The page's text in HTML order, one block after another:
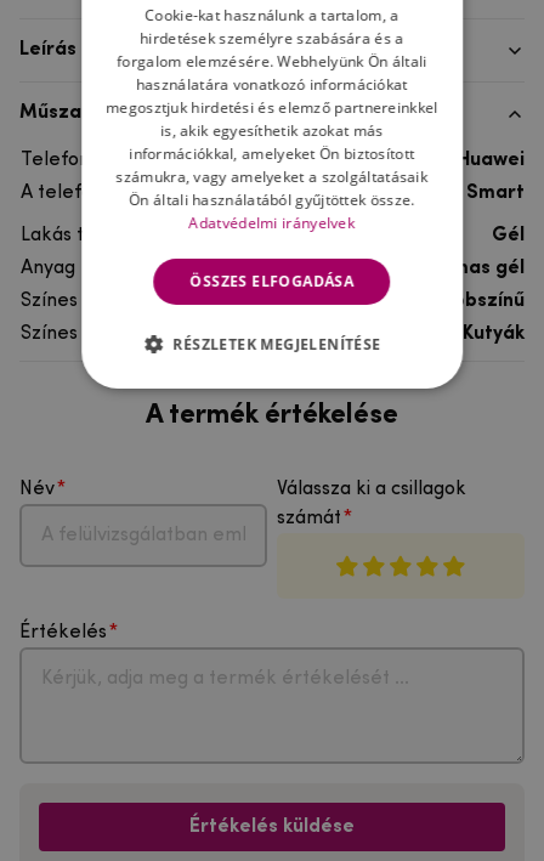
Leírás
Műszaki adatok
Telefon márka
Huawei
A telefonmodellhez
Huawei P Smart
Lakás típusa
Gél
Anyag
rugalmas gél
Színes
többszínű
Színes motívum
Kutyák
A termék értékelése
Név
Válassza ki a csillagok
számát
Értékelés
Értékelés küldése
Cookie-kat használunk a tartalom, a
hirdetések személyre szabására és a
forgalom elemzésére. Webhelyünk Ön általi
használatára vonatkozó információkat
megosztjuk hirdetési és elemző partnereinkkel
is, akik egyesíthetik azokat más
információkkal, amelyeket Ön biztosított
számukra, vagy amelyeket a szolgáltatásaik
Ön általi használatából gyűjtöttek össze.
Adatvédelmi irányelvek
ÖSSZES ELFOGADÁSA
RÉSZLETEK MEGJELENÍTÉSE